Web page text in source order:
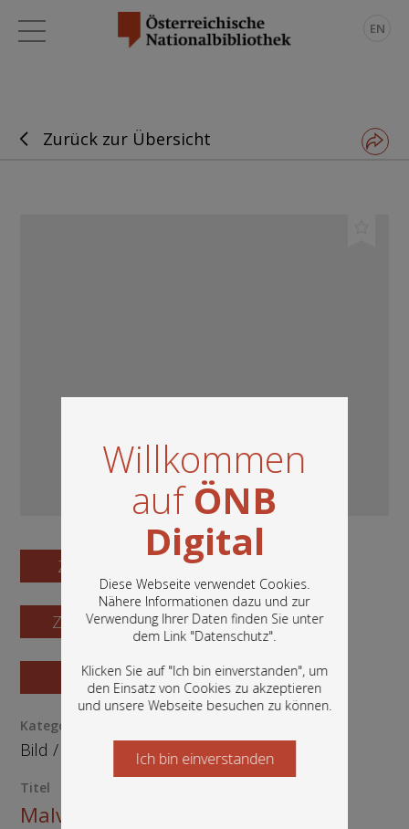
Willkommen
aufÖNB
Digital
Diese Webseite verwendet Cookies.
Nähere Informationen dazu und zur
Verwendung Ihrer Daten finden Sie unter
dem Link "Datenschutz".
Klicken Sie auf "Ich bin einverstanden", um
den Einsatz von Cookies zu akzeptieren
und unsere Webseite besuchen zu können.
In diesem Portal finden Sie die digitalen
Bestände der Österreichischen
Nationalbibliothek: Bücher, Fotografien,
Grafiken und vieles mehr.
Ich bin einverstanden
Starten Sie jetzt
EN
Zurück zur Übersicht
Zum Digitalisat
Zum Katalogisat
Zur Vorschau
Kategorie / Medientyp
Bild/ Kunstoriginal
Titel
Malva miniata